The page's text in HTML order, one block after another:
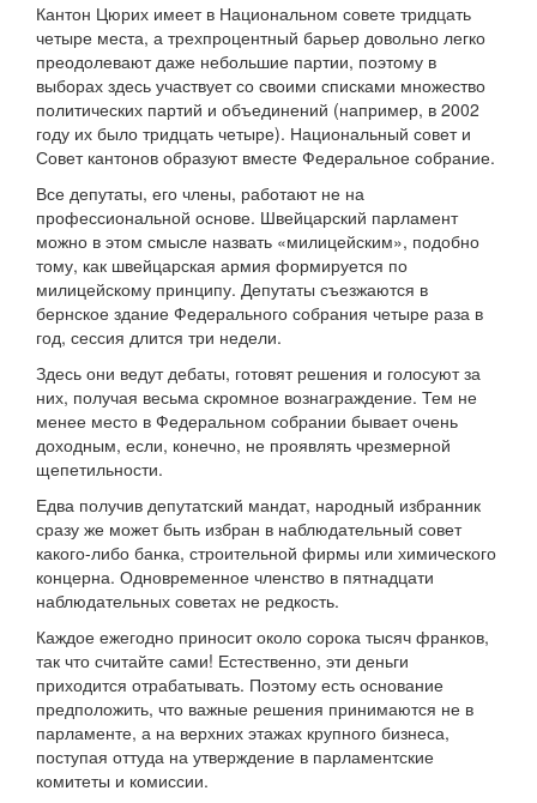
Кантон Цюрих имеет в Национальном совете тридцать
четыре места, а трехпроцентный барьер довольно легко
преодолевают даже небольшие партии, поэтому в
выборах здесь участвует со своими списками множество
политических партий и объединений (например, в 2002
году их было тридцать четыре). Национальный совет и
Совет кантонов образуют вместе Федеральное собрание.
Все депутаты, его члены, работают не на
профессиональной основе. Швейцарский парламент
можно в этом смысле назвать «милицейским», подобно
тому, как швейцарская армия формируется по
милицейскому принципу. Депутаты съезжаются в
бернское здание Федерального собрания четыре раза в
год, сессия длится три недели.
Здесь они ведут дебаты, готовят решения и голосуют за
них, получая весьма скромное вознаграждение. Тем не
менее место в Федеральном собрании бывает очень
доходным, если, конечно, не проявлять чрезмерной
щепетильности.
Едва получив депутатский мандат, народный избранник
сразу же может быть избран в наблюдательный совет
какого-либо банка, строительной фирмы или химического
концерна. Одновременное членство в пятнадцати
наблюдательных советах не редкость.
Каждое ежегодно приносит около сорока тысяч франков,
так что считайте сами! Естественно, эти деньги
приходится отрабатывать. Поэтому есть основание
предположить, что важные решения принимаются не в
парламенте, а на верхних этажах крупного бизнеса,
поступая оттуда на утверждение в парламентские
комитеты и комиссии.